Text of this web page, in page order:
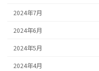
2024年7月
2024年6月
2024年5月
2024年4月